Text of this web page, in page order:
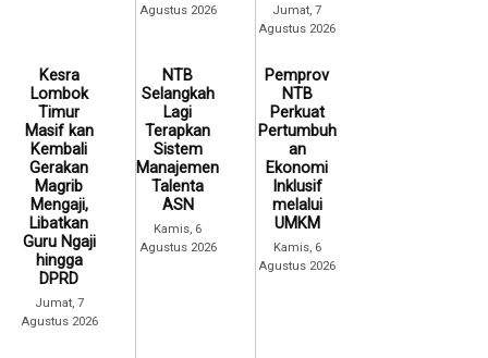
Agustus 2026
Jumat, 7
Agustus 2026
Kesra
Lombok
Timur
Masif kan
Kembali
Gerakan
Magrib
Mengaji,
Libatkan
Guru Ngaji
hingga
DPRD
Jumat, 7
Agustus 2026
NTB
Selangkah
Lagi
Terapkan
Sistem
Manajemen
Talenta
ASN
Kamis, 6
Agustus 2026
Pemprov
NTB
Perkuat
Pertumbuh
an
Ekonomi
Inklusif
melalui
UMKM
Kamis, 6
Agustus 2026